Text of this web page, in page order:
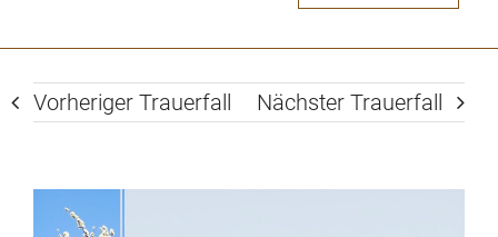
Vorheriger Trauerfall Nächster Trauerfall